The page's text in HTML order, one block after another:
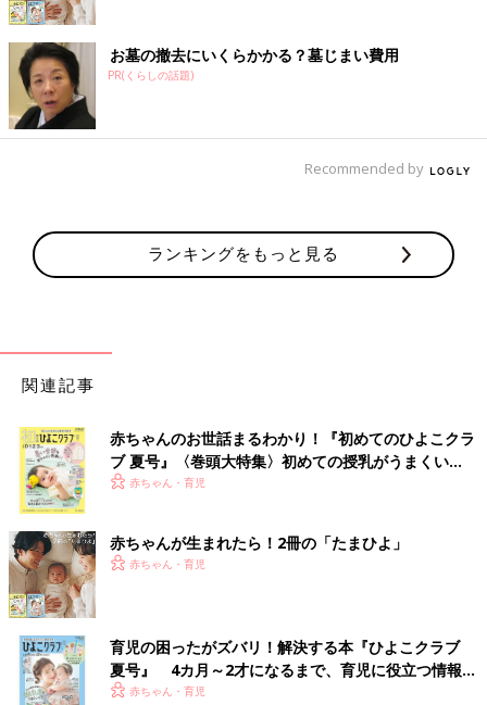
お墓の撤去にいくらかかる？墓じまい費用
PR(くらしの話題)
Recommended by
ランキングをもっと見る
関連記事
赤ちゃんのお世話まるわかり！『初めてのひよこクラ
ブ 夏号』〈巻頭大特集〉初めての授乳がうまくい
く！ おっぱい・ミルクの基本と夏のトラブル 解決テ
赤ちゃん・育児
赤ちゃんが生まれたら！2冊の「たまひよ」
赤ちゃん・育児
育児の困ったがズバリ！解決する本『ひよこクラブ
夏号』 4カ月～2才になるまで、育児に役立つ情報が
いっぱい！
赤ちゃん・育児